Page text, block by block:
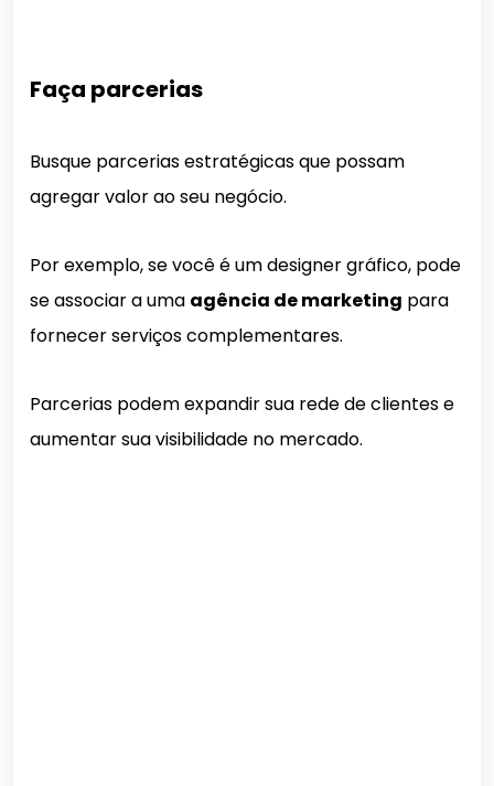
Faça parcerias
Busque parcerias estratégicas que possam
agregar valor ao seu negócio.
Por exemplo, se você é um designer gráfico, pode
se associar a uma agência de marketing para
fornecer serviços complementares.
Parcerias podem expandir sua rede de clientes e
aumentar sua visibilidade no mercado.